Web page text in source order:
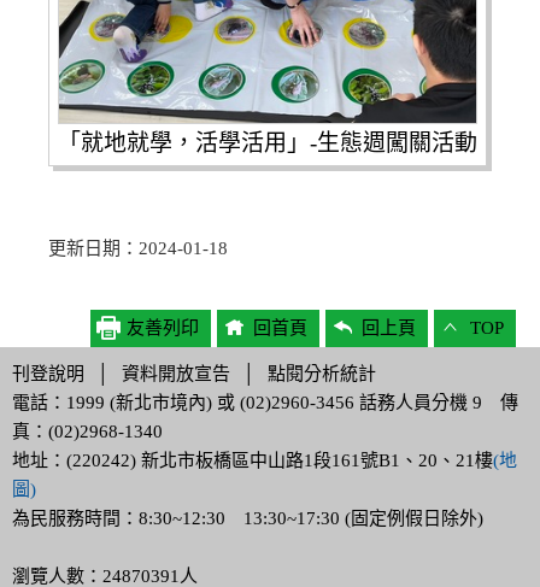
「就地就學，活學活用」-生態週闖關活動
更新日期：2024-01-18
友善列印 回首頁 回上頁 TOP
刊登說明 資料開放宣告
點閱分析統計
電話：1999 (新北市境內) 或 (02)2960-3456 話務人員分機 9 傳
真：(02)2968-1340
地址：(220242) 新北市板橋區中山路1段161號B1、20、21樓(地
圖)
為民服務時間：8:30~12:30 13:30~17:30 (固定例假日除外)
瀏覽人數：24870391人